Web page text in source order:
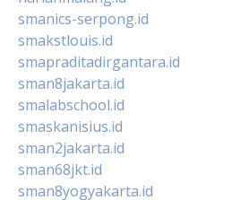
smanics-serpong.id
smakstlouis.id
smapraditadirgantara.id
sman8jakarta.id
smalabschool.id
smaskanisius.id
sman2jakarta.id
sman68jkt.id
sman8yogyakarta.id